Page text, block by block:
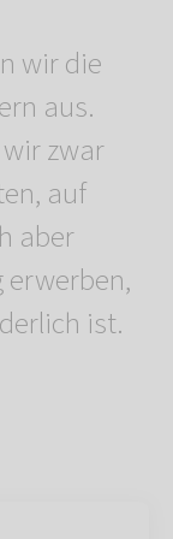
wir die
aus.
zwar
auf
aber
erwerben,
ist.